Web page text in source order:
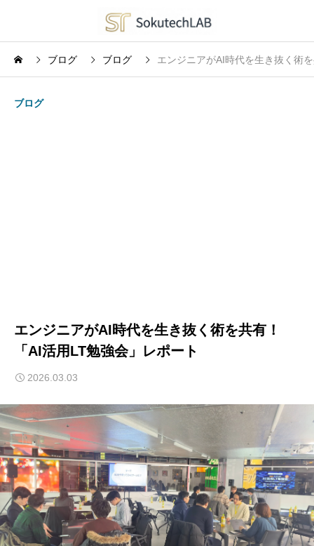
ブログ ブログ エンジニアがAI時代を生き抜く術
ブログ
エンジニアがAI時代を生き抜く術を共有！
「AI活用LT勉強会」レポート
2026.03.03